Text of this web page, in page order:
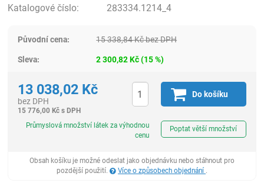
Katalogové číslo:
283334.1214_4
Původní cena: 15 338,84Kčbez DPH
Sleva: 2 300,82Kč(15%)
13 038,02 Kč
bez DPH
15 776,00 Kč s DPH
Do košíku
Průmyslová množství látek za výhodnou
cenu
Poptat větší množství
Obsah košíku je možné odeslat jako objednávku nebo stáhnout pro
pozdější použití.
Více o způsobech objednání